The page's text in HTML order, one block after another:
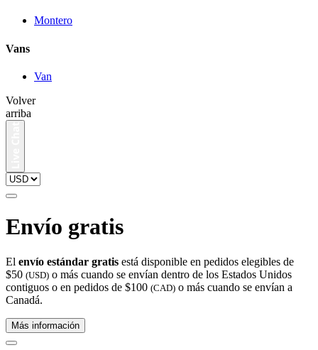
Montero
Vans
Van
Volver
arriba
Envío gratis
El envío estándar gratis está disponible en pedidos elegibles de
$50 (USD) o más cuando se envían dentro de los Estados Unidos
contiguos o en pedidos de $100 (CAD) o más cuando se envían a
Canadá.
Más información